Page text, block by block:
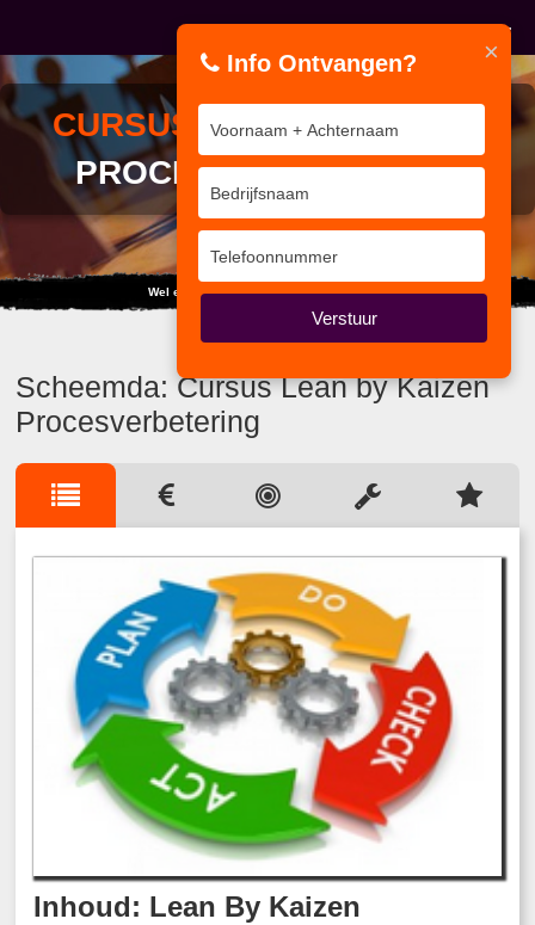
CURSUS
LEAN BY KAIZEN
PROCESVERBETERING
Wel eens gedacht aan: IKKE IKKE IKKE...
Scheemda: Cursus Lean by Kaizen
Procesverbetering
Inhoud: Lean By Kaizen
×
Info Ontvangen?
Verstuur